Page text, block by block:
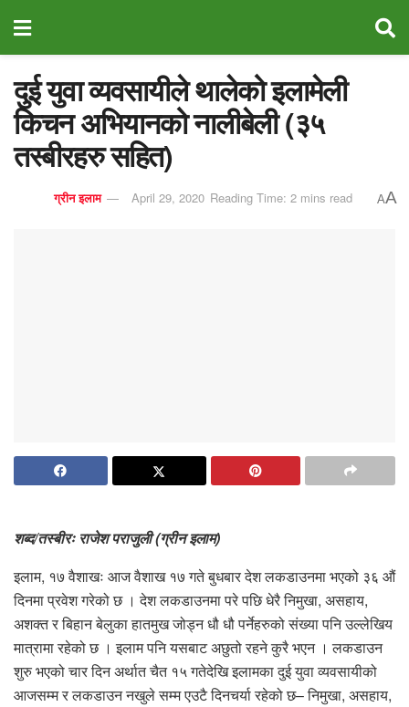
दुई युवा व्यवसायीले थालेको इलामेली
किचन अभियानको नालीबेली (३५
तस्बीरहरु सहित)
ग्रीन इलाम April 29, 2020 Reading Time: 2 mins read AA
शब्द/तस्बीरः राजेश पराजुली (ग्रीन इलाम)
इलाम, १७ वैशाखः आज वैशाख १७ गते बुधबार देश लकडाउनमा भएको ३६ औं
दिनमा प्रवेश गरेको छ । देश लकडाउनमा परे पछि धेरै निमुखा, असहाय,
अशक्त र बिहान बेलुका हातमुख जोड्न धौ धौ पर्नेहरुको संख्या पनि उल्लेखिय
मात्रामा रहेको छ । इलाम पनि यसबाट अछुतो रहने कुरै भएन । लकडाउन
शुरु भएको चार दिन अर्थात चैत १५ गतेदेखि इलामका दुई युवा व्यवसायीको
आजसम्म र लकडाउन नखुले सम्म एउटै दिनचर्या रहेको छ– निमुखा, असहाय,